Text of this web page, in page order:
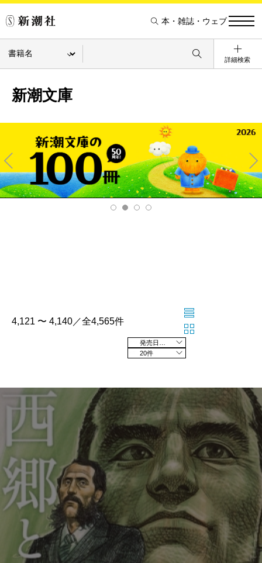
本・雑誌・ウェブ
詳細検索
新潮文庫
Pre
v
Ne
xt
4,121 〜 4,140／全4,565件
20件